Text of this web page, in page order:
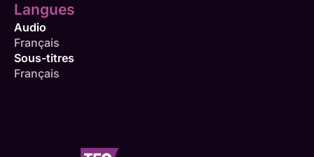
Langues
Audio
Français
Sous-titres
Français